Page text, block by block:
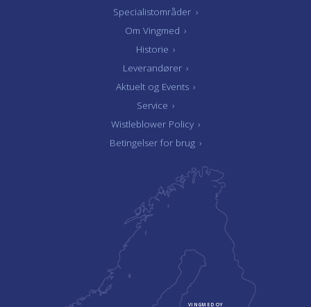
Specialistområder ›
Om Vingmed ›
Historie ›
Leverandører ›
Aktuelt og Events ›
Service ›
Wistleblower Policy ›
Betingelser for brug ›
VINGMED OY